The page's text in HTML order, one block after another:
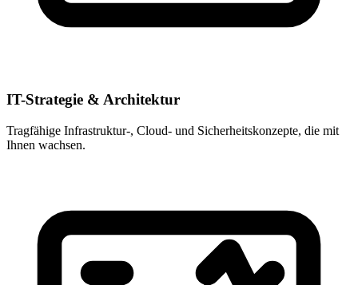
IT-Strategie & Architektur
Tragfähige Infrastruktur-, Cloud- und Sicherheitskonzepte, die mit
Ihnen wachsen.